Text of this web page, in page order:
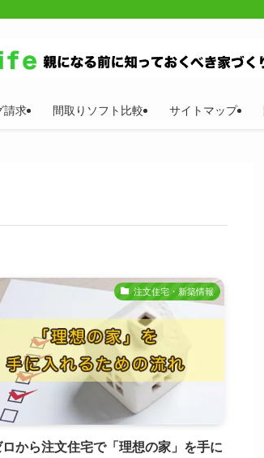
請求 間取りソフト比較 サイトマップ
注文住宅・新築情報
から注文住宅で「理想の家」を手に